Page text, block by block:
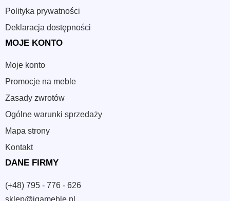
Polityka prywatności
Deklaracja dostępności
MOJE KONTO
Moje konto
Promocje na meble
Zasady zwrotów
Ogólne warunki sprzedaży
Mapa strony
Kontakt
DANE FIRMY
(+48) 795 - 776 - 626